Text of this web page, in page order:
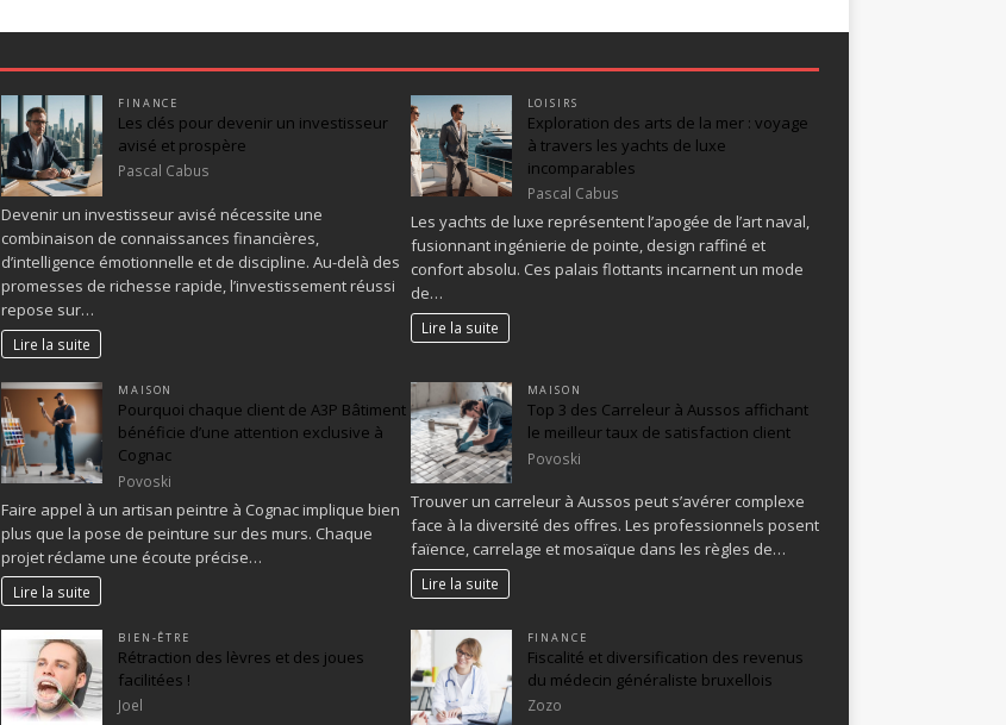
FINANCE
Les clés pour devenir un investisseur
avisé et prospère
Pascal Cabus
Devenir un investisseur avisé nécessite une
combinaison de connaissances financières,
d’intelligence émotionnelle et de discipline. Au-delà des
promesses de richesse rapide, l’investissement réussi
repose sur…
Lire la suite
LOISIRS
Exploration des arts de la mer : voyage
à travers les yachts de luxe
incomparables
Pascal Cabus
Les yachts de luxe représentent l’apogée de l’art naval,
fusionnant ingénierie de pointe, design raffiné et
confort absolu. Ces palais flottants incarnent un mode
de…
Lire la suite
MAISON
Pourquoi chaque client de A3P Bâtiment
bénéficie d’une attention exclusive à
Cognac
Povoski
Faire appel à un artisan peintre à Cognac implique bien
plus que la pose de peinture sur des murs. Chaque
projet réclame une écoute précise…
Lire la suite
MAISON
Top 3 des Carreleur à Aussos affichant
le meilleur taux de satisfaction client
Povoski
Trouver un carreleur à Aussos peut s’avérer complexe
face à la diversité des offres. Les professionnels posent
faïence, carrelage et mosaïque dans les règles de…
Lire la suite
BIEN-ÊTRE
Rétraction des lèvres et des joues
facilitées !
Joel
FINANCE
Fiscalité et diversification des revenus
du médecin généraliste bruxellois
Zozo